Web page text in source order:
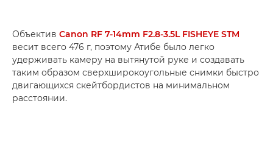
Объектив Canon RF 7-14mm F2.8-3.5L FISHEYE STM
весит всего 476 г, поэтому Атибе было легко
удерживать камеру на вытянутой руке и создавать
таким образом сверхширокоугольные снимки быстро
двигающихся скейтбордистов на минимальном
расстоянии.